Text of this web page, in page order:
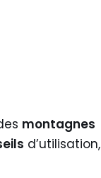
montagnes
d’utilisation,